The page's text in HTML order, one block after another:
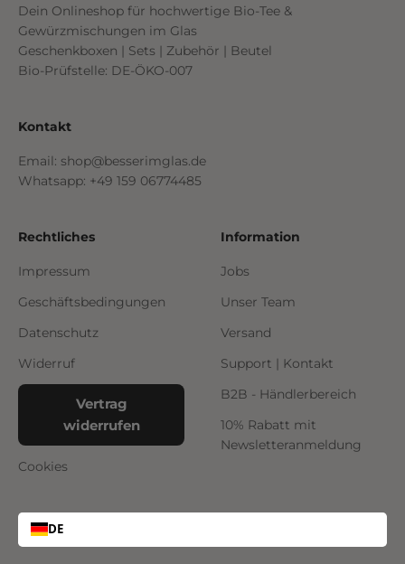
Dein Onlineshop für hochwertige Bio-Tee &
Gewürzmischungen im Glas
Geschenkboxen | Sets | Zubehör | Beutel
Bio-Prüfstelle: DE-ÖKO-007
Kontakt
Email: shop@besserimglas.de
Whatsapp: +49 159 06774485
Rechtliches
Impressum
Geschäftsbedingungen
Datenschutz
Widerruf
Vertrag
widerrufen
Cookies
Information
Jobs
Unser Team
Versand
Support | Kontakt
B2B - Händlerbereich
10% Rabatt mit
Newsletteranmeldung
DE